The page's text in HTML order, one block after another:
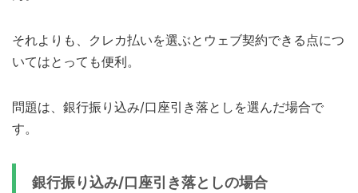
それよりも、クレカ払いを選ぶとウェブ契約できる点につ
いてはとっても便利。
問題は、銀行振り込み/口座引き落としを選んだ場合で
す。
銀行振り込み/口座引き落としの場合